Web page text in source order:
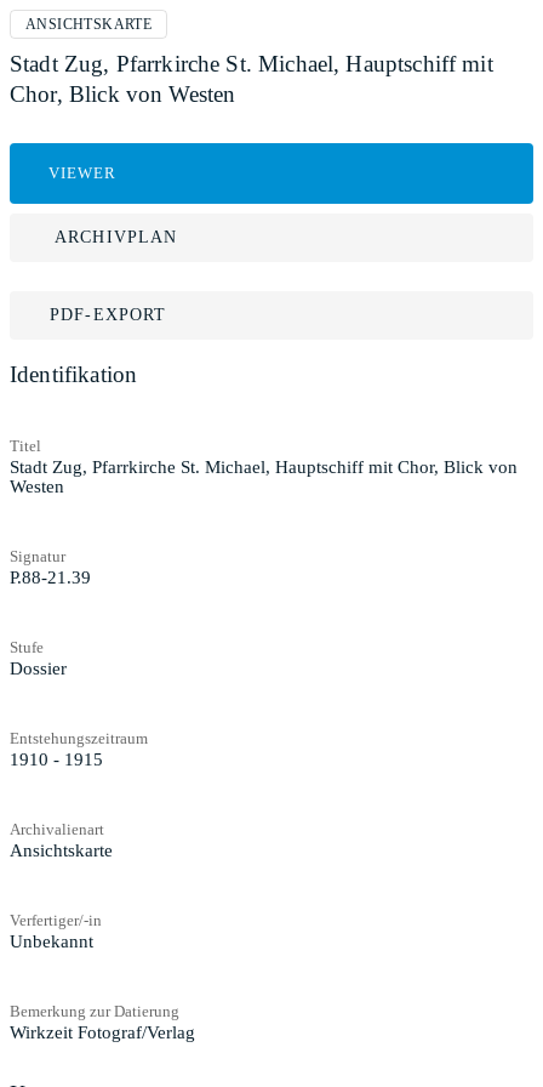
ANSICHTSKARTE
Stadt Zug, Pfarrkirche St. Michael, Hauptschiff mit
Chor, Blick von Westen
VIEWER
ARCHIVPLAN
PDF-EXPORT
Identifikation
Titel
Stadt Zug, Pfarrkirche St. Michael, Hauptschiff mit Chor, Blick von
Westen
Signatur
P.88-21.39
Stufe
Dossier
Entstehungszeitraum
1910 - 1915
Archivalienart
Ansichtskarte
Verfertiger/-in
Unbekannt
Bemerkung zur Datierung
Wirkzeit Fotograf/Verlag